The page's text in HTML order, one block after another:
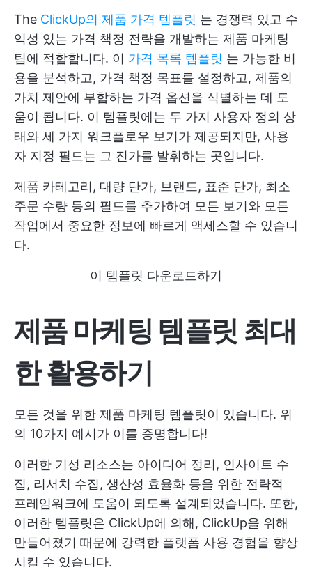
The ClickUp의 제품 가격 템플릿 는 경쟁력 있고 수
익성 있는 가격 책정 전략을 개발하는 제품 마케팅
팀에 적합합니다. 이 가격 목록 템플릿 는 가능한 비
용을 분석하고, 가격 책정 목표를 설정하고, 제품의
가치 제안에 부합하는 가격 옵션을 식별하는 데 도
움이 됩니다. 이 템플릿에는 두 가지 사용자 정의 상
태와 세 가지 워크플로우 보기가 제공되지만, 사용
자 지정 필드는 그 진가를 발휘하는 곳입니다.
제품 카테고리, 대량 단가, 브랜드, 표준 단가, 최소
주문 수량 등의 필드를 추가하여 모든 보기와 모든
작업에서 중요한 정보에 빠르게 액세스할 수 있습니
다.
이 템플릿 다운로드하기
제품 마케팅 템플릿 최대
한 활용하기
모든 것을 위한 제품 마케팅 템플릿이 있습니다. 위
의 10가지 예시가 이를 증명합니다!
이러한 기성 리소스는 아이디어 정리, 인사이트 수
집, 리서치 수집, 생산성 효율화 등을 위한 전략적
프레임워크에 도움이 되도록 설계되었습니다. 또한,
이러한 템플릿은 ClickUp에 의해, ClickUp을 위해
만들어졌기 때문에 강력한 플랫폼 사용 경험을 향상
시킬 수 있습니다.